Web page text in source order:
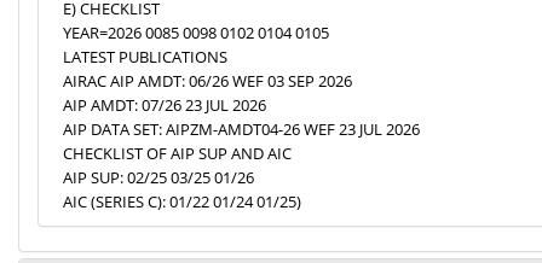
E) CHECKLIST
YEAR=2026 0085 0098 0102 0104 0105
LATEST PUBLICATIONS
AIRAC AIP AMDT: 06/26 WEF 03 SEP 2026
AIP AMDT: 07/26 23 JUL 2026
AIP DATA SET: AIPZM-AMDT04-26 WEF 23 JUL 2026
CHECKLIST OF AIP SUP AND AIC
AIP SUP: 02/25 03/25 01/26
AIC (SERIES C): 01/22 01/24 01/25)